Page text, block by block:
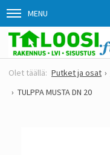
MENU
Putket ja osat
TULPPA MUSTA DN 20